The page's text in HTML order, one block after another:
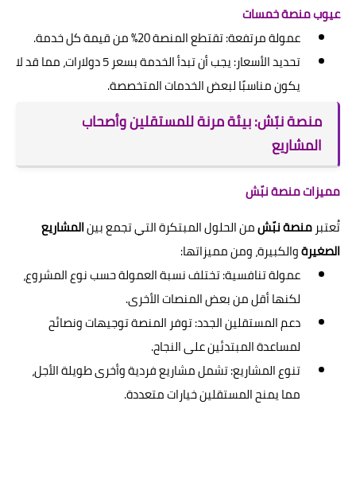
عيوب منصة خمسات
عمولة مرتفعة: تقتطع المنصة 20% من قيمة كل خدمة.
تحديد الأسعار: يجب أن تبدأ الخدمة بسعر 5 دولارات، مما قد لا
يكون مناسبًا لبعض الخدمات المتخصصة.
منصة نبّش: بيئة مرنة للمستقلين وأصحاب
المشاريع
مميزات منصة نبّش
تُعتبر منصة نبّشمن الحلول المبتكرة التي تجمع بينالمشاريع
الصغيرةوالكبيرة، ومن مميزاتها:
عمولة تنافسية: تختلف نسبة العمولة حسب نوع المشروع،
لكنها أقل من بعض المنصات الأخرى.
دعم المستقلين الجدد: توفر المنصة توجيهات ونصائح
لمساعدة المبتدئين على النجاح.
تنوع المشاريع: تشمل مشاريع فردية وأخرى طويلة الأجل،
مما يمنح المستقلين خيارات متعددة.